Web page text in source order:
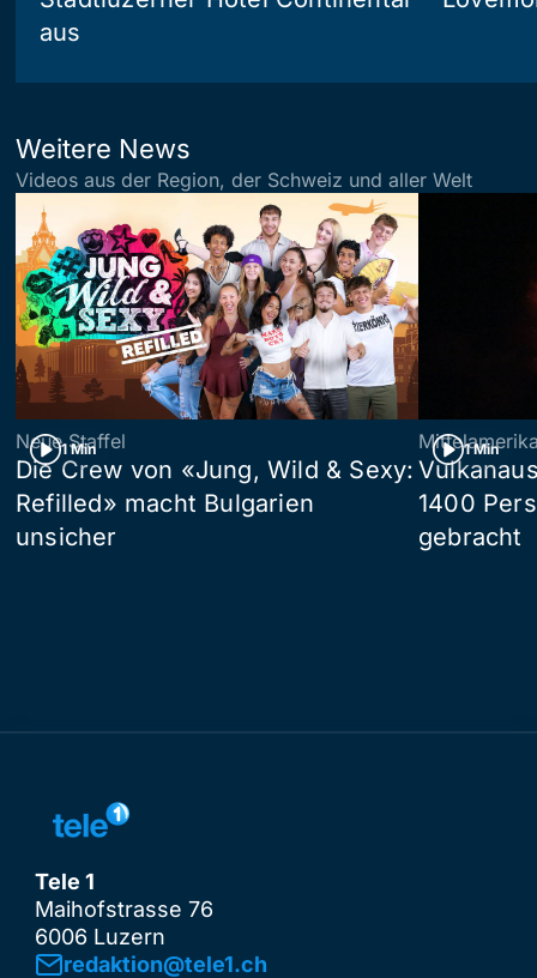
aus
Weitere News
Videos aus der Region, der Schweiz und aller Welt
1 Min
Neue Staffel
Die Crew von «Jung, Wild & Sexy:
Refilled» macht Bulgarien
unsicher
1 Min
1400
gebracht
Tele 1
Maihofstrasse 76
6006 Luzern
redaktion@tele1.ch